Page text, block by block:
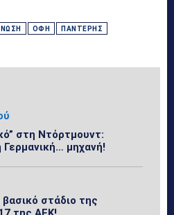
ΟΦΗ ΠΑΝΤΈΡΗΣ
στη Ντόρτμουντ:
μηχανή!
στάδιο της